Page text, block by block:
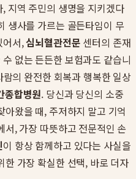
지역 주민의 생명을 지키겠다
생사를 가르는 골든타임이 무
어서,심뇌혈관전문 센터의 존재
없는 든든한 보험과도 같습니
의 완전한 회복과 행복한 일상
종합병원. 당신과 당신의 소중
왔을 때, 주저하지 말고 기억
, 가장 따뜻하고 전문적인 손
이 항상 함께하고 있다는 사실을
한 가장 확실한 선택, 바로 더자